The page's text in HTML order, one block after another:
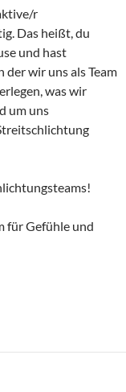
r
Das heißt, du
und hast
wir uns als Team
was wir
um uns
für Gefühle und